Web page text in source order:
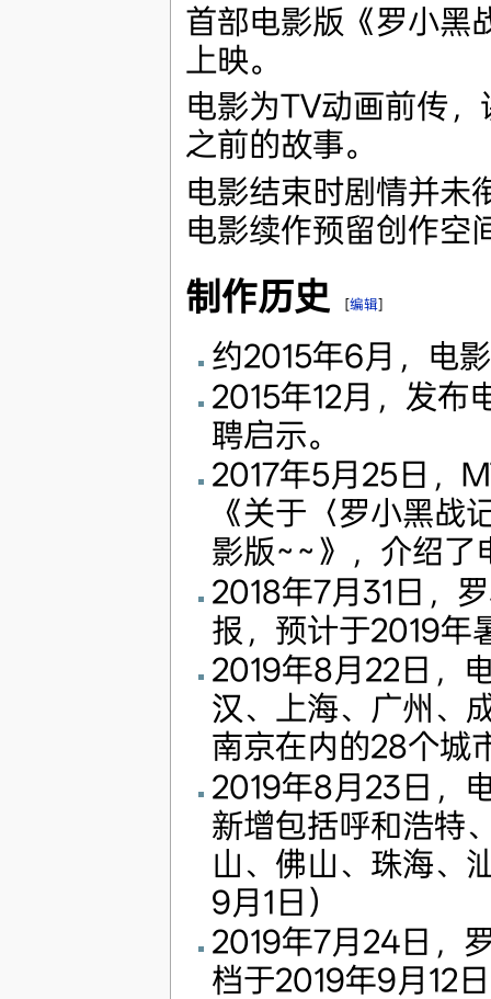
首部电影版《罗小黑
上映。
电影为TV动画前传
之前的故事。
电影结束时剧情并未
电影续作预留创作空
制作历史 [编辑]
约2015年6月，电
2015年12月，发布
聘启示。
2017年5月25日，
《关于〈罗小黑战
影版~~》，介绍了
2018年7月31日，
报，预计于2019年
2019年8月22日，
汉、上海、广州、
南京在内的28个城
2019年8月23日，
新增包括呼和浩特
山、佛山、珠海、
9月1日）
2019年7月24日，
档于2019年9月12